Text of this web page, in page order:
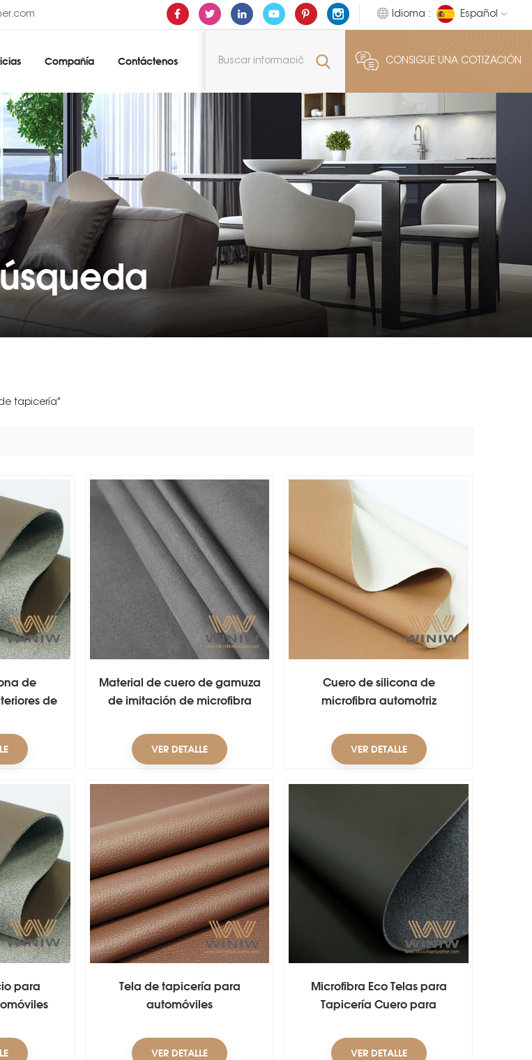
Idioma : Español
CONSIGUE UNA COTIZACIÓN
Compañía Contáctenos
tapicería"
de
de
Material de cuero de gamuza
de imitación de microfibra
VER DETALLE
Cuero de silicona de
microfibra automotriz
VER DETALLE
para
Tela de tapicería para
automóviles
VER DETALLE
Microfibra Eco Telas para
Tapicería Cuero para
VER DETALLE